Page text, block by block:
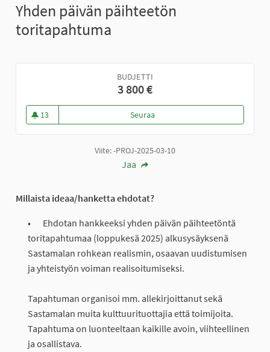
Yhden päivän päihteetön
toritapahtuma
BUDJETTI
3 800 €
13
13 seuraajaa
SeuraaYhden päivän päihteetön
Viite: -PROJ-2025-03-10
Jaa
Millaista ideaa/hanketta ehdotat?
Ehdotan hankkeeksi yhden päivän päihteetöntä
toritapahtumaa (loppukesä 2025) alkusysäyksenä
Sastamalan rohkean realismin, osaavan uudistumisen
ja yhteistyön voiman realisoitumiseksi.
Tapahtuman organisoi mm. allekirjoittanut sekä
Sastamalan muita kulttuurituottajia että toimijoita.
Tapahtuma on luonteeltaan kaikille avoin, viihteellinen
ja osallistava.